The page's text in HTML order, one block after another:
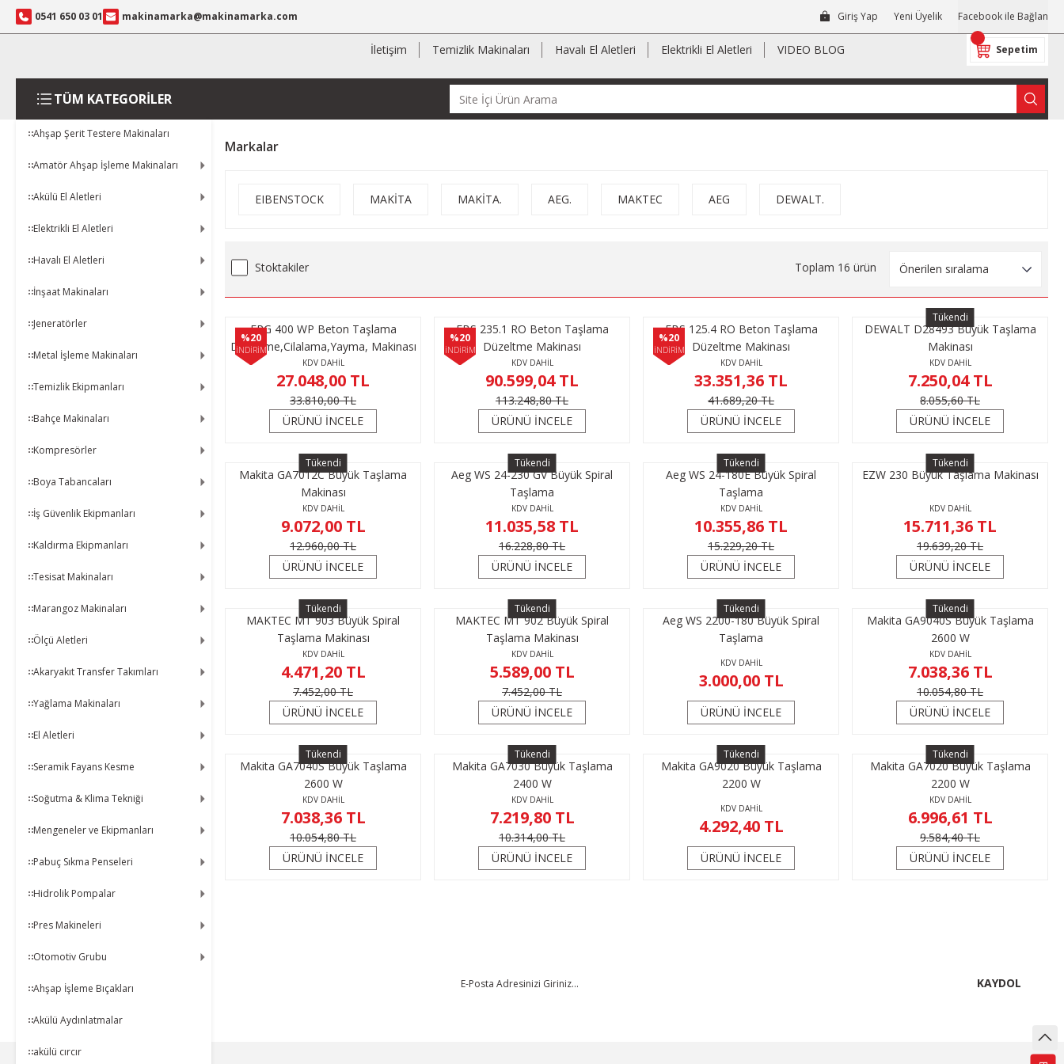
0541 650 03 01 makinamarka@makinamarka.com Giriş Yap Yeni Üyelik Facebook ile Bağlan
İletişim Temizlik Makinaları Havalı El Aletleri Elektrikli El Aletleri VIDEO BLOG Sepetim
TÜM KATEGORİLER
Ahşap Şerit Testere Makinaları
Amatör Ahşap İşleme Makinaları
Akülü El Aletleri
Elektrikli El Aletleri
Havalı El Aletleri
İnşaat Makinaları
Jeneratörler
Metal İşleme Makinaları
Temizlik Ekipmanları
Bahçe Makinaları
Kompresörler
Boya Tabancaları
İş Güvenlik Ekipmanları
Kaldırma Ekipmanları
Tesisat Makinaları
Marangoz Makinaları
Ölçü Aletleri
Akaryakıt Transfer Takımları
Yağlama Makinaları
El Aletleri
Seramik Fayans Kesme
Soğutma & Klima Tekniği
Mengeneler ve Ekipmanları
Pabuç Sıkma Penseleri
Hidrolik Pompalar
Pres Makineleri
Otomotiv Grubu
Ahşap İşleme Bıçakları
Akülü Aydınlatmalar
akülü cırcır
Markalar
EIBENSTOCK MAKİTA MAKİTA. AEG. MAKTEC AEG DEWALT.
Stoktakiler Toplam 16 ürün
%20
İNDİRİM
EPG 400 WP Beton Taşlama
Düzeltme,Cilalama,Yayma, Makinası
KDV DAHİL
27.048,00 TL
33.810,00 TL
ÜRÜNÜ İNCELE
%20
İNDİRİM
EBS 235.1 RO Beton Taşlama
Düzeltme Makinası
KDV DAHİL
90.599,04 TL
113.248,80 TL
ÜRÜNÜ İNCELE
%20
İNDİRİM
EBS 125.4 RO Beton Taşlama
Düzeltme Makinası
KDV DAHİL
33.351,36 TL
41.689,20 TL
ÜRÜNÜ İNCELE
Tükendi
DEWALT D28493 Büyük Taşlama
Makinası
KDV DAHİL
7.250,04 TL
8.055,60 TL
ÜRÜNÜ İNCELE
Tükendi
Makita GA7012C Büyük Taşlama
Makinası
KDV DAHİL
9.072,00 TL
12.960,00 TL
ÜRÜNÜ İNCELE
Tükendi
Aeg WS 24-230 GV Büyük Spiral
Taşlama
KDV DAHİL
11.035,58 TL
16.228,80 TL
ÜRÜNÜ İNCELE
Tükendi
Aeg WS 24-180E Büyük Spiral
Taşlama
KDV DAHİL
10.355,86 TL
15.229,20 TL
ÜRÜNÜ İNCELE
Tükendi
EZW 230 Büyük Taşlama Makinası
KDV DAHİL
15.711,36 TL
19.639,20 TL
ÜRÜNÜ İNCELE
Tükendi
MAKTEC MT 903 Büyük Spiral
Taşlama Makinası
KDV DAHİL
4.471,20 TL
7.452,00 TL
ÜRÜNÜ İNCELE
Tükendi
MAKTEC MT 902 Büyük Spiral
Taşlama Makinası
KDV DAHİL
5.589,00 TL
7.452,00 TL
ÜRÜNÜ İNCELE
Tükendi
Aeg WS 2200-180 Büyük Spiral
Taşlama
KDV DAHİL
3.000,00 TL
ÜRÜNÜ İNCELE
Tükendi
Makita GA9040S Büyük Taşlama
2600 W
KDV DAHİL
7.038,36 TL
10.054,80 TL
ÜRÜNÜ İNCELE
Tükendi
Makita GA7040S Büyük Taşlama
2600 W
KDV DAHİL
7.038,36 TL
10.054,80 TL
ÜRÜNÜ İNCELE
Tükendi
Makita GA7030 Büyük Taşlama
2400 W
KDV DAHİL
7.219,80 TL
10.314,00 TL
ÜRÜNÜ İNCELE
Tükendi
Makita GA9020 Büyük Taşlama
2200 W
KDV DAHİL
4.292,40 TL
ÜRÜNÜ İNCELE
Tükendi
Makita GA7020 Büyük Taşlama
2200 W
KDV DAHİL
6.996,61 TL
9.584,40 TL
ÜRÜNÜ İNCELE
KAMPANYA MAİL LİSTEMİZE KAYDOLUN
En güncel indirimler, en yeni ürünlerden ilk sizin
KAYDOL